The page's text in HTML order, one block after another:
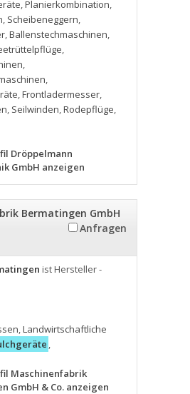
,Planierkombination,
, Scheibeneggern,
,Ballenstechmaschinen,
,
,
,
,Frontladermesser,
, Seilwinden,Rodepflüge,
Dröppelmann
GmbH anzeigen
Bermatingen GmbH
Anfragen
ist Hersteller -
,Landwirtschaftliche
,
Maschinenfabrik
GmbH & Co. anzeigen